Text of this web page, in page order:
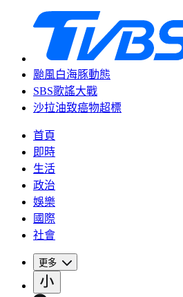
颱風白海豚動態
SBS歌謠大戰
沙拉油致癌物超標
首頁
即時
生活
政治
娛樂
國際
社會
更多